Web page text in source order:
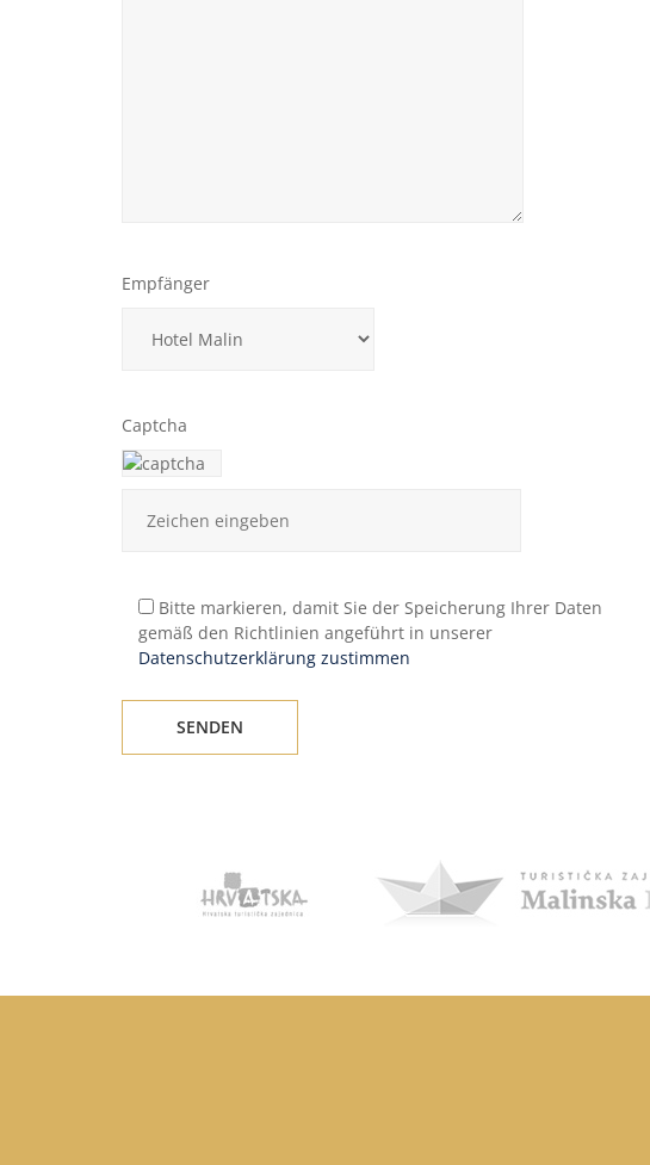
Empfänger
Captcha
Bitte markieren, damit Sie der Speicherung Ihrer Daten
gemäß den Richtlinien angeführt in unserer
Datenschutzerklärung zustimmen